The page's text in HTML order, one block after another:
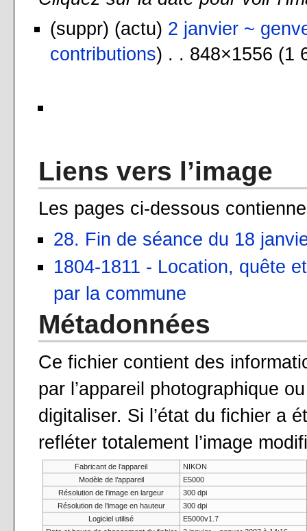
(suppr) (actu) 2 janvier ~
contributions) . . 848×1556 (1
Liens vers l’image
Les pages ci-dessous
28. Fin de séance du 18
1804-1811 - Location, quête
par la commune
Métadonnées
Ce fichier contient des
par l’appareil photographique
digitaliser. Si l’état du fichier a
refléter totalement l’image
Fabricant de l’appareil
NIKON
Modèle de l’appareil
E5000
Résolution de l’image en largeur
300 dpi
Résolution de l’image en hauteur
300 dpi
Logiciel utilisé
E5000v1.7